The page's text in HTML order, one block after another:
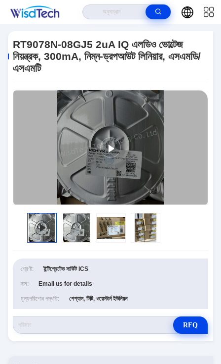
300mA, নিম্ন-ড্রপআউট লিনিয়ার, এসএমডি/এসএমটি
RT9078N-08GJ5 2uA IQ এলডিও ভোল্টেজ
নিয়ন্ত্রক, 300mA, নিম্ন-ড্রপআউট লিনিয়ার, এসএমডি/
এসএমটি
শ্রেণী: ইন্টিগ্রেটেড সার্কিট ICS
দাম: Email us for details
মূল্যপরিশোধ পদ্ধতি: পেপ্যাল, টিটি, ওয়েস্টার্ন ইউনিয়ন
RFQ